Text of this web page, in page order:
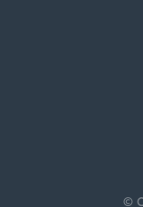
©